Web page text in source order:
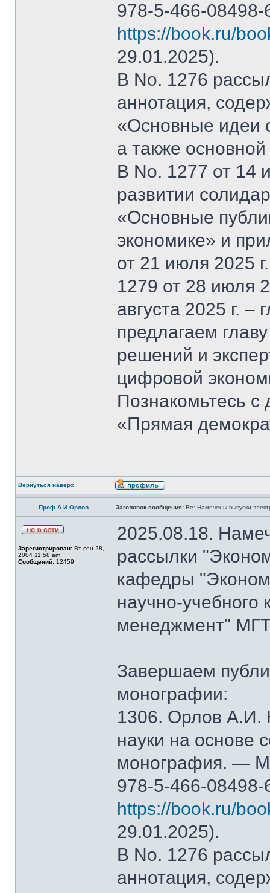
978-5-466-
https://book.ru/
29.01.2025).
В No. 1276
аннотация,
«Основные идеи
а также
В No. 1277 от 14
развитии
«Основные
экономике» и
от 21 июля 2025
1279 от 28 июля
августа 2025 г.
предлагаем
решений и
цифровой
Познакомьтесь
«Прямая
Вернуться наверх
Проф.А.И.Орлов Заголовок сообщения: Re: Намечены выпуски
Зарегистрирован: Вт сен 28,
2004 11:58 am
Сообщений: 12459
2025.08.18.
рассылки
кафедры
научно-
менеджмент"
Завершаем
монографии:
1306. Орлов А.И.
науки на основе
монография. —
978-5-466-
https://book.ru/
29.01.2025).
В No. 1276
аннотация,